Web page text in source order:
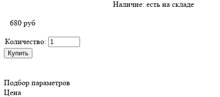
Наличие: есть на складе
680 руб
Количество:
Подбор параметров
Цена